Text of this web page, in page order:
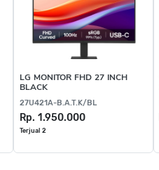
LG MONITOR FHD 27 INCH
BLACK
27U421A-B.A.T.K/BL
Rp. 1.950.000
Terjual 2